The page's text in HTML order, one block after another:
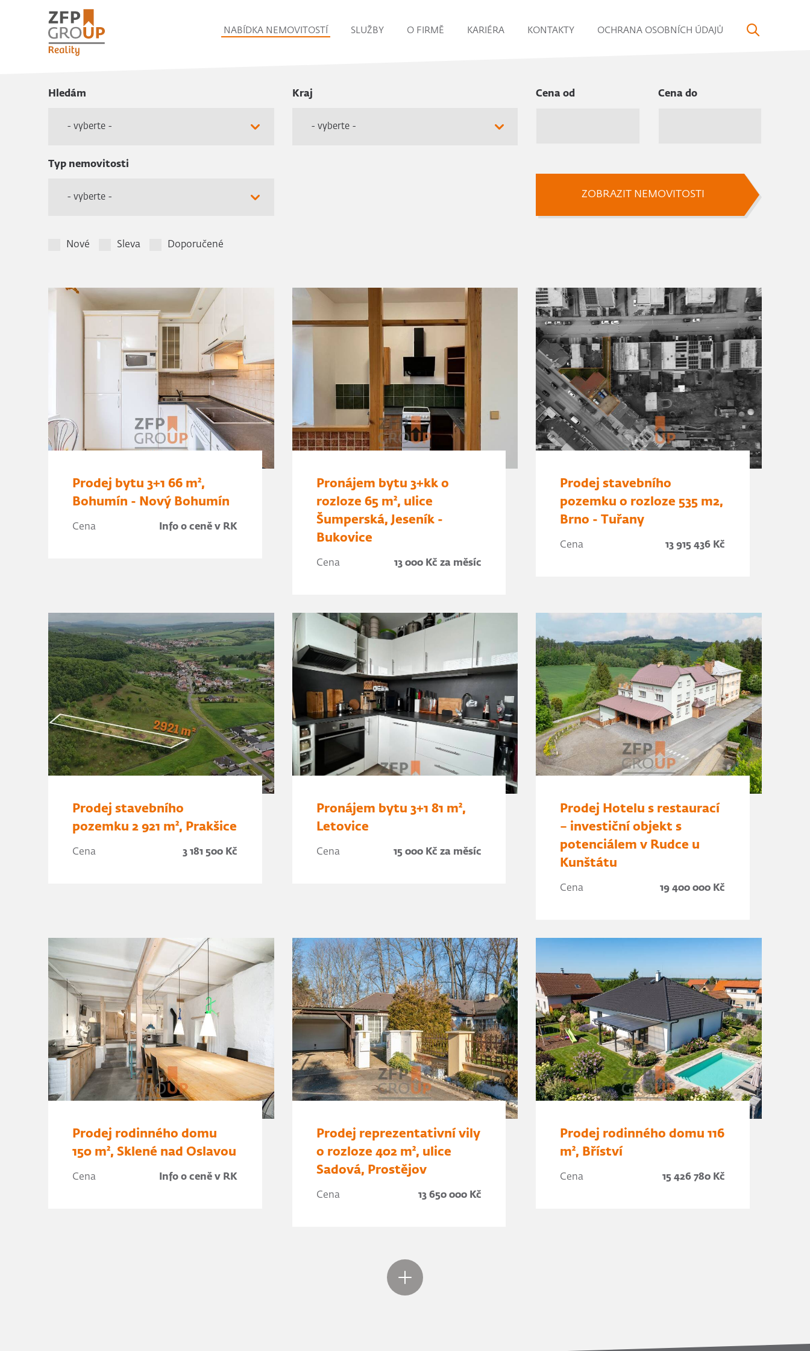
NABÍDKA NEMOVITOSTÍ SLUŽBY O FIRMĚ KARIÉRA KONTAKTY OCHRANA OSOBNÍCH ÚDAJŮ
Hledám
- vyberte -
Kraj
- vyberte -
Cena od Cena do
Typ nemovitosti
- vyberte -
Nové Sleva Doporučené
ZOBRAZIT NEMOVITOSTI
Prodej bytu 3+1 66 m²,
Bohumín - Nový Bohumín
Cena Info o ceně v RK
Pronájem bytu 3+kk o
rozloze 65 m², ulice
Šumperská, Jeseník -
Bukovice
Cena 13 000 Kč za měsíc
Prodej stavebního
pozemku o rozloze 535 m2,
Brno - Tuřany
Cena 13 915 436 Kč
Prodej stavebního
pozemku 2 921 m², Prakšice
Cena 3 181 500 Kč
Pronájem bytu 3+1 81 m²,
Letovice
Cena 15 000 Kč za měsíc
Prodej Hotelu s restaurací
– investiční objekt s
potenciálem v Rudce u
Kunštátu
Cena 19 400 000 Kč
Prodej rodinného domu
150 m², Sklené nad Oslavou
Cena Info o ceně v RK
Prodej reprezentativní vily
o rozloze 402 m², ulice
Sadová, Prostějov
Cena 13 650 000 Kč
Prodej rodinného domu 116
m², Bříství
Cena 15 426 780 Kč